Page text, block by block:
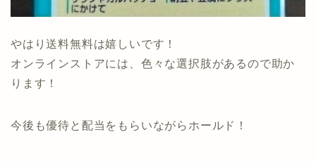
やはり送料無料は嬉しいです！
オンラインストアには、色々な選択肢があるので助か
ります！
今後も優待と配当をもらいながらホールド！